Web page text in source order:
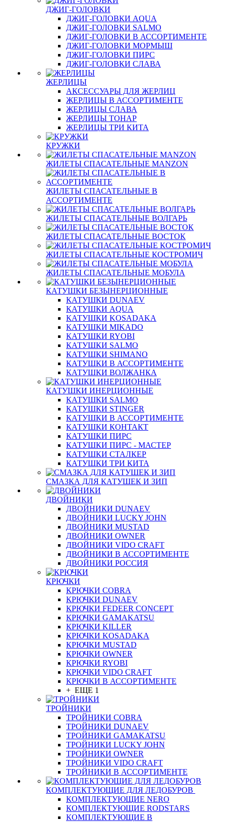
ДЖИГ-ГОЛОВКИ
ДЖИГ-ГОЛОВКИ AQUA
ДЖИГ-ГОЛОВКИ SALMO
ДЖИГ-ГОЛОВКИ В АССОРТИМЕНТЕ
ДЖИГ-ГОЛОВКИ МОРМЫШ
ДЖИГ-ГОЛОВКИ ПИРС
ДЖИГ-ГОЛОВКИ СЛАВА
ЖЕРЛИЦЫ
АКСЕССУАРЫ ДЛЯ ЖЕРЛИЦ
ЖЕРЛИЦЫ В АССОРТИМЕНТЕ
ЖЕРЛИЦЫ СЛАВА
ЖЕРЛИЦЫ ТОНАР
ЖЕРЛИЦЫ ТРИ КИТА
КРУЖКИ
ЖИЛЕТЫ СПАСАТЕЛЬНЫЕ MANZON
ЖИЛЕТЫ СПАСАТЕЛЬНЫЕ В
АССОРТИМЕНТЕ
ЖИЛЕТЫ СПАСАТЕЛЬНЫЕ ВОЛГАРЬ
ЖИЛЕТЫ СПАСАТЕЛЬНЫЕ ВОСТОК
ЖИЛЕТЫ СПАСАТЕЛЬНЫЕ КОСТРОМИЧ
ЖИЛЕТЫ СПАСАТЕЛЬНЫЕ МОБУЛА
КАТУШКИ БЕЗЫНЕРЦИОННЫЕ
КАТУШКИ DUNAEV
КАТУШКИ AQUA
КАТУШКИ KOSADAKA
КАТУШКИ MIKADO
КАТУШКИ RYOBI
КАТУШКИ SALMO
КАТУШКИ SHIMANO
КАТУШКИ В АССОРТИМЕНТЕ
КАТУШКИ ВОЛЖАНКА
КАТУШКИ ИНЕРЦИОННЫЕ
КАТУШКИ SALMO
КАТУШКИ STINGER
КАТУШКИ В АССОРТИМЕНТЕ
КАТУШКИ КОНТАКТ
КАТУШКИ ПИРС
КАТУШКИ ПИРС - МАСТЕР
КАТУШКИ СТАЛКЕР
КАТУШКИ ТРИ КИТА
СМАЗКА ДЛЯ КАТУШЕК И ЗИП
ДВОЙНИКИ
ДВОЙНИКИ DUNAEV
ДВОЙНИКИ LUCKY JOHN
ДВОЙНИКИ MUSTAD
ДВОЙНИКИ OWNER
ДВОЙНИКИ VIDO CRAFT
ДВОЙНИКИ В АССОРТИМЕНТЕ
ДВОЙНИКИ РОССИЯ
КРЮЧКИ
КРЮЧКИ COBRA
КРЮЧКИ DUNAEV
КРЮЧКИ FEDEER CONCEPT
КРЮЧКИ GAMAKATSU
КРЮЧКИ KILLER
КРЮЧКИ KOSADAKA
КРЮЧКИ MUSTAD
КРЮЧКИ OWNER
КРЮЧКИ RYOBI
КРЮЧКИ VIDO CRAFT
КРЮЧКИ В АССОРТИМЕНТЕ
+ ЕЩЕ 1
ТРОЙНИКИ
ТРОЙНИКИ COBRA
ТРОЙНИКИ DUNAEV
ТРОЙНИКИ GAMAKATSU
ТРОЙНИКИ LUCKY JOHN
ТРОЙНИКИ OWNER
ТРОЙНИКИ VIDO CRAFT
ТРОЙНИКИ В АССОРТИМЕНТЕ
КОМПЛЕКТУЮЩИЕ ДЛЯ ЛЕДОБУРОВ
КОМПЛЕКТУЮЩИЕ NERO
КОМПЛЕКТУЮЩИЕ RODSTARS
КОМПЛЕКТУЮЩИЕ В